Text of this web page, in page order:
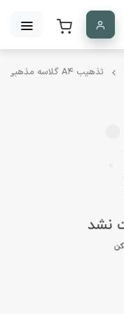
تذهیب A۴ گلاسه مذهبی